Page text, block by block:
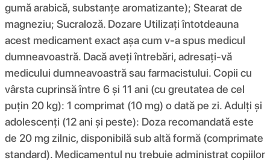
gumă arabică, substanțe aromatizante); Stearat de
magneziu; Sucraloză. Dozare Utilizați întotdeauna
acest medicament exact așa cum v-a spus medicul
dumneavoastră. Dacă aveți întrebări, adresați-vă
medicului dumneavoastră sau farmacistului. Copii cu
vârsta cuprinsă între 6 și 11 ani (cu greutatea de cel
puțin 20 kg): 1 comprimat (10 mg) o dată pe zi. Adulți și
adolescenți (12 ani și peste): Doza recomandată este
de 20 mg zilnic, disponibilă sub altă formă (comprimate
standard). Medicamentul nu trebuie administrat copiilor